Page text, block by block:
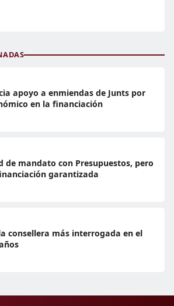
apoyo a enmiendas de Junts por
en la financiación
de mandato con Presupuestos, pero
garantizada
consellera más interrogada en el